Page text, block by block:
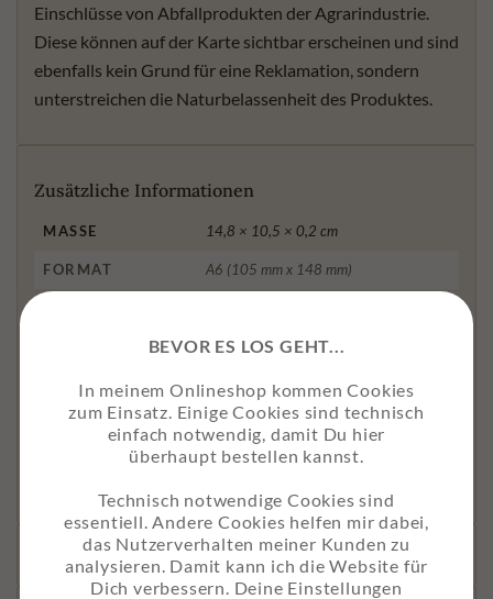
Einschlüsse von Abfallprodukten der Agrarindustrie.
Diese können auf der Karte sichtbar erscheinen und sind
ebenfalls kein Grund für eine Reklamation, sondern
unterstreichen die Naturbelassenheit des Produktes.
Zusätzliche Informationen
MASSE 14,8 × 10,5 × 0,2 cm
FORMAT A6 (105 mm x 148 mm)
Umweltpapier mit Maisanteil
UMWELTHINWEIS FSC®-mix zertifiziert, alterungsbeständig
VARIANTE
Postkarte ohne Briefumschlag, Postkarte
mit Briefumschlag, Grußkarte mit
Briefumschlag
BEVOR ES LOS GEHT...
In meinem Onlineshop kommen Cookies
zum Einsatz. Einige Cookies sind technisch
einfach notwendig, damit Du hier
überhaupt bestellen kannst.
Technisch notwendige Cookies sind
essentiell. Andere Cookies helfen mir dabei,
das Nutzerverhalten meiner Kunden zu
analysieren. Damit kann ich die Website für
Dich verbessern. Deine Einstellungen